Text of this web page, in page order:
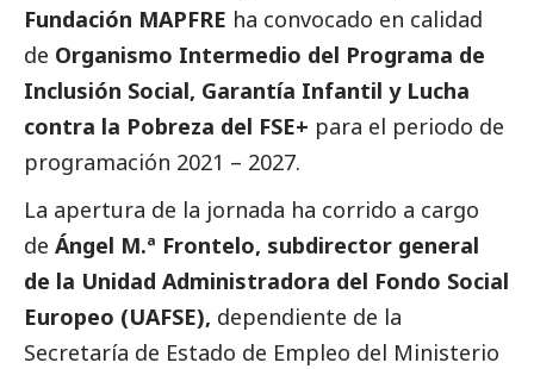
Fundación MAPFRE ha convocado en calidad
de Organismo Intermedio del Programa de
Inclusión Social, Garantía Infantil y Lucha
contra la Pobreza del FSE+ para el periodo de
programación 2021 – 2027.
La apertura de la jornada ha corrido a cargo
de Ángel M.ª Frontelo, subdirector general
de la Unidad Administradora del Fondo Social
Europeo (UAFSE), dependiente de la
Secretaría de Estado de Empleo del Ministerio